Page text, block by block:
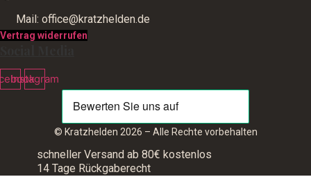
Mail: office@kratzhelden.de
Vertrag widerrufen
Instagram
© Kratzhelden 2026 – Alle Rechte vorbehalten
schneller Versand ab 80€ kostenlos
14 Tage Rückgaberecht